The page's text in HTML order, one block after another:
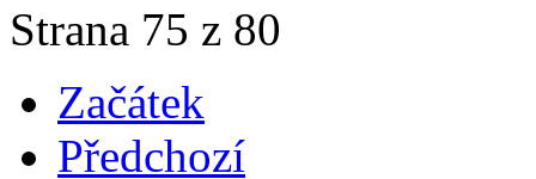
Strana 75 z 80
Začátek
Předchozí